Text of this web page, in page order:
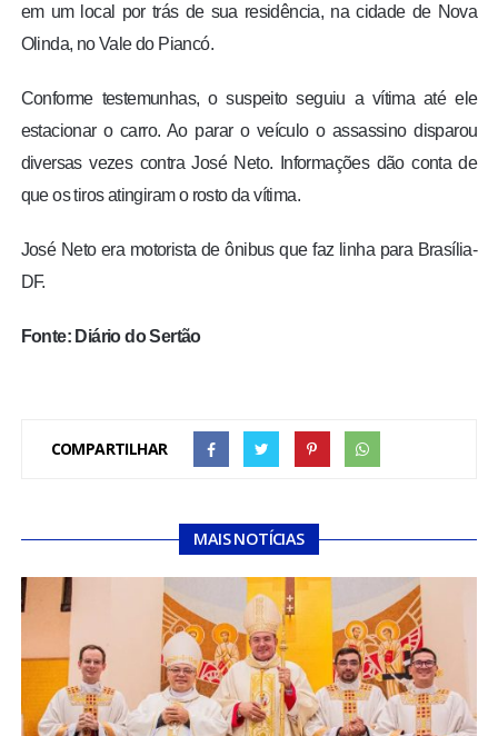
em um local por trás de sua residência, na cidade de Nova
Olinda, no Vale do Piancó.
Conforme testemunhas, o suspeito seguiu a vítima até ele
estacionar o carro. Ao parar o veículo o assassino disparou
diversas vezes contra José Neto. Informações dão conta de
que os tiros atingiram o rosto da vítima.
José Neto era motorista de ônibus que faz linha para Brasília-
DF.
Fonte: Diário do Sertão
COMPARTILHAR
MAIS NOTÍCIAS